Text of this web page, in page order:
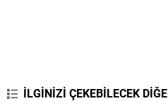
İLGİNİZİ ÇEKEBİLECEK